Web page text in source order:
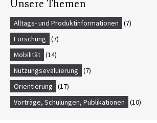
Unsere Themen
Alltags- und Produktinformationen
(7)
Forschung
(7)
Mobilität (14)
Nutzungsevaluierung
(7)
Orientierung
(17)
Vorträge, Schulungen, Publikationen
(10)